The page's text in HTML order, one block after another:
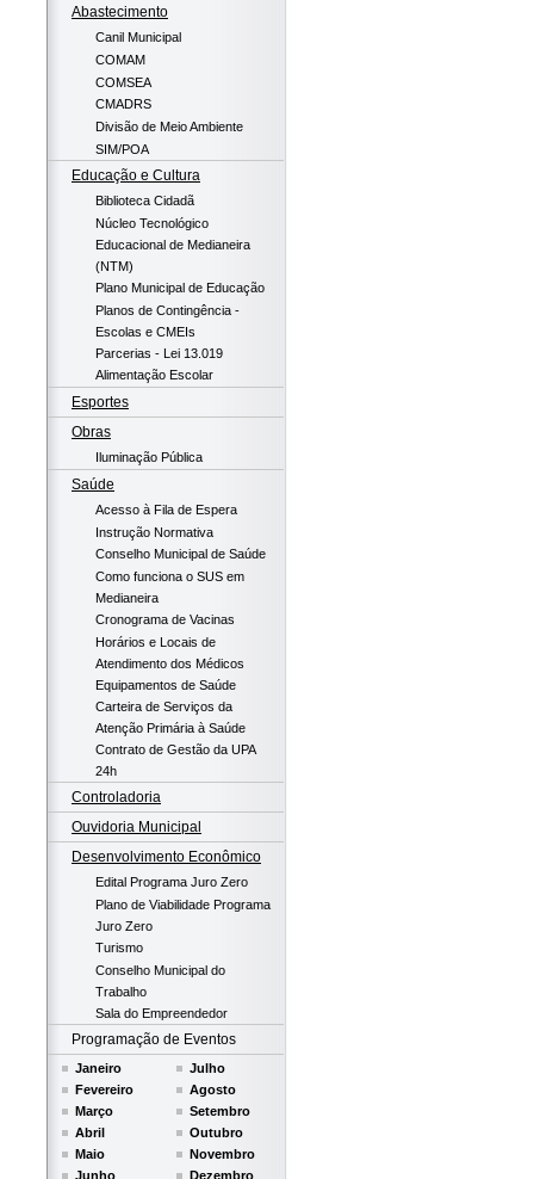
Abastecimento
Canil Municipal
COMAM
COMSEA
CMADRS
Divisão de Meio Ambiente
SIM/POA
Educação e Cultura
Biblioteca Cidadã
Núcleo Tecnológico
Educacional de Medianeira
(NTM)
Plano Municipal de Educação
Planos de Contingência -
Escolas e CMEIs
Parcerias - Lei 13.019
Alimentação Escolar
Esportes
Obras
Iluminação Pública
Saúde
Acesso à Fila de Espera
Instrução Normativa
Conselho Municipal de Saúde
Como funciona o SUS em
Medianeira
Cronograma de Vacinas
Horários e Locais de
Atendimento dos Médicos
Equipamentos de Saúde
Carteira de Serviços da
Atenção Primária à Saúde
Contrato de Gestão da UPA
24h
Controladoria
Ouvidoria Municipal
Desenvolvimento Econômico
Edital Programa Juro Zero
Plano de Viabilidade Programa
Juro Zero
Turismo
Conselho Municipal do
Trabalho
Sala do Empreendedor
Programação de Eventos
Janeiro
Fevereiro
Março
Abril
Maio
Junho
Julho
Agosto
Setembro
Outubro
Novembro
Dezembro